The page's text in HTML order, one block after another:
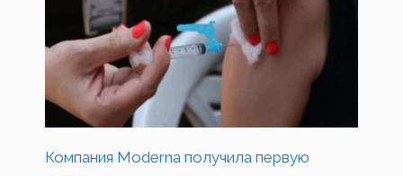
Компания Moderna получила первую